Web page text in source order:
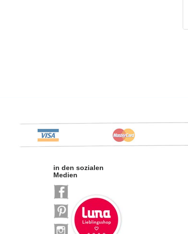
in den sozialen
Medien